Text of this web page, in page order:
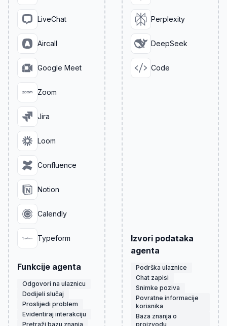
LiveChat
Aircall
Google Meet
Zoom
Jira
Loom
Confluence
Notion
Calendly
Typeform
Funkcije agenta
Odgovori na ulaznicu
Dodijeli slučaj
Proslijedi problem
Evidentiraj interakciju
Pretraži bazu znanja
Perplexity
DeepSeek
Code
Izvori podataka
agenta
Podrška ulaznice
Chat zapisi
Snimke poziva
Povratne informacije
korisnika
Baza znanja o
proizvodu